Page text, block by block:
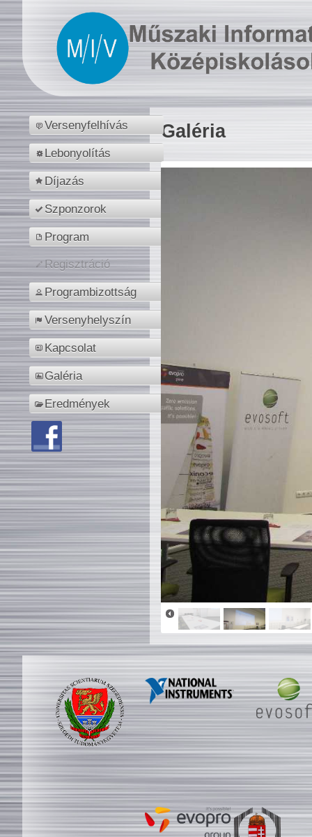
Versenyfelhívás
Lebonyolítás
Díjazás
Szponzorok
Program
Regisztráció
Programbizottság
Versenyhelyszín
Kapcsolat
Galéria
Eredmények
Galéria